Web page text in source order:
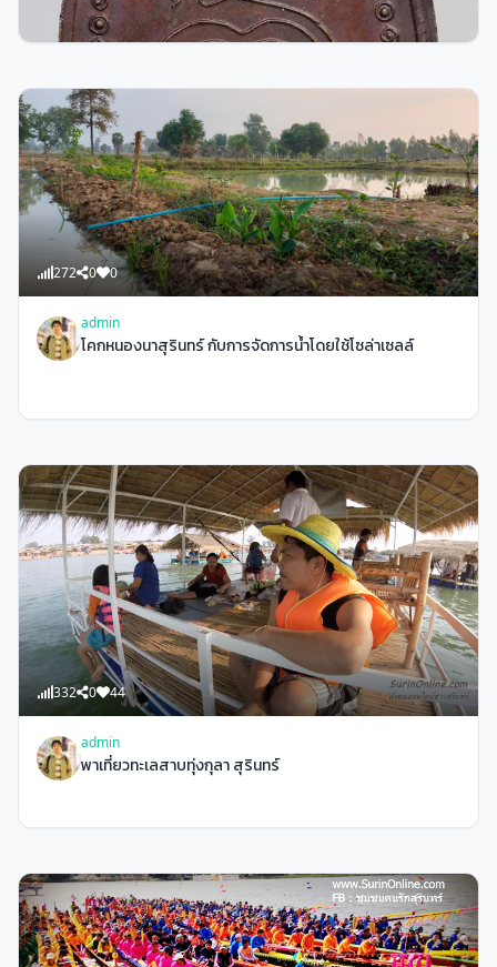
258 0 68
เหรียญ ๘ รอบ หลวงปู่ดุลย์ อตุโล
272 0 0
admin
โคกหนองนาสุรินทร์ กับการจัดการน้ำโดยใช้โซล่าเซลล์
332 0 44
admin
พาเที่ยวทะเลสาบทุ่งกุลา สุรินทร์